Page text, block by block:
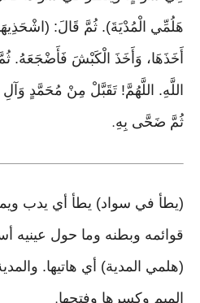
هَلُمِّي الْمُدْيَةَ). ثُمَّ قَالَ:
أَخَذَهَا، وَأَخَذَ الْكَبْشَ فَأَضْجَعَهُ.
اللَّهِ. اللَّهُمَّ! تَقَبَّلْ مِنْ مُحَمَّدٍ
ثُمَّ ضَحَّى بِهِ.
(يطأ في سواد) يطأ أي يدب
قوائمه وبطنه وما حول عينيه
(هلمي المدية) أي هاتيها.
الميم وكسرها وفتحها